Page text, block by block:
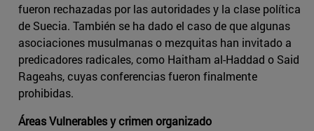
fueron rechazadas por las autoridades y la clase política
de Suecia. También se ha dado el caso de que algunas
asociaciones musulmanas o mezquitas han invitado a
predicadores radicales, como Haitham al-Haddad o Said
Rageahs, cuyas conferencias fueron finalmente
prohibidas.
Áreas Vulnerables y crimen organizado